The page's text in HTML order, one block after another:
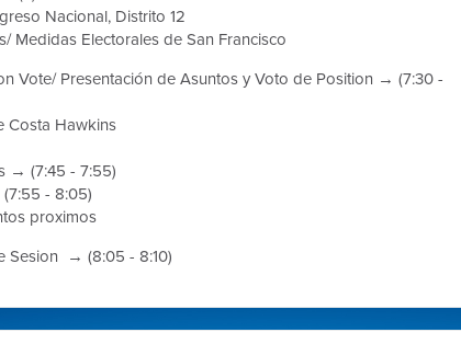
Nacional, Distrito 12
Medidas Electorales de San Francisco
Vote/ Presentación de Asuntos y Voto de Position → (7:30 -
Costa Hawkins
→ (7:45 - 7:55)
- 8:05)
proximos
Sesion → (8:05 - 8:10)